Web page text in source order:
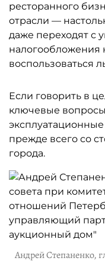
ресторанного
отрасли —
даже переходят с
налогообложения
воспользоваться
Если говорить в
ключевые
прежде всего со
города.
Андрей Степаненко,